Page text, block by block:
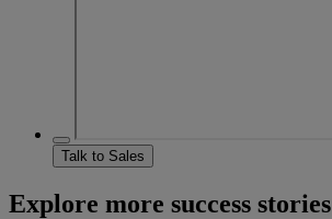
Talk to Sales
Explore more success stories